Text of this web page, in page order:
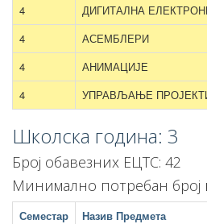
4
ДИГИТАЛНА
4
АСЕМБЛЕРИ
4
АНИМАЦИЈЕ
4
УПРАВЉАЊЕ
Школска година: 3
Број обавезних ЕЦТС: 42
Минимално потребан број
Семестар Назив Предмета